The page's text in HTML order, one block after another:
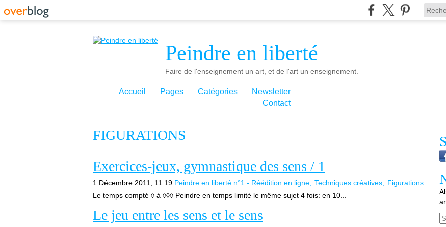
Peindre en liberté
Faire de l'enseignement un art, et de l'art un enseignement.
Accueil Pages Catégories
Newsletter
Contact
FIGURATIONS
Exercices-jeux, gymnastique des sens / 1
1 Décembre 2011, 11:19 Peindre en liberté n°1 - Réédition en ligne Techniques créatives
Figurations
Le temps compté ◊ à ◊◊◊ Peindre en temps limité le même sujet 4 fois: en 10...
Le jeu entre les sens et le sens